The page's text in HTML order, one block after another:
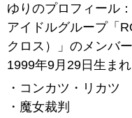
ゆりのプロフィール：
アイドルグループ「
クロス）」のメンバ
1999年9月29日生まれ
・コンカツ・リカツ
・魔女裁判